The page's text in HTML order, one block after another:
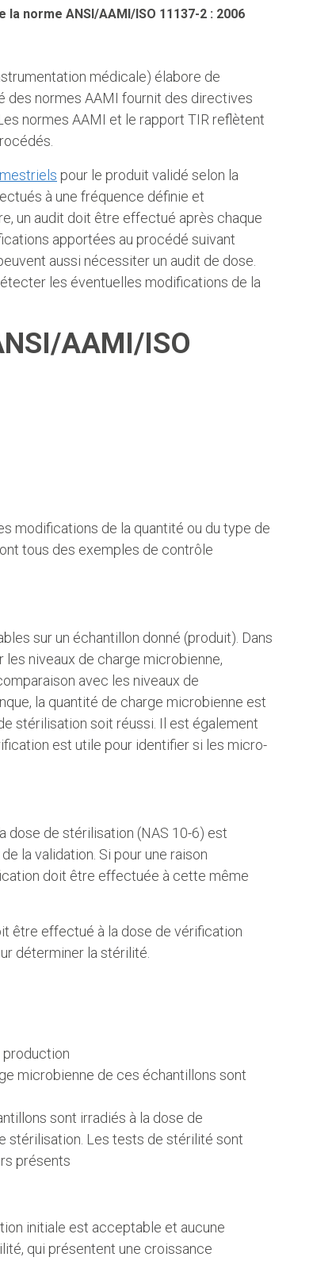
norme ANSI/AAMI/ISO 11137-2 : 2006
médicale) élabore de
des normes AAMI fournit des directives
normes AAMI et le rapport TIR reflètent
pour le produit validé selon la
à une fréquence définie et
un audit doit être effectué après chaque
apportées au procédé suivant
aussi nécessiter un audit de dose.
les éventuelles modifications de la
AAMI/ISO
modifications de la quantité ou du type de
tous des exemples de contrôle
sur un échantillon donné (produit). Dans
niveaux de charge microbienne,
avec les niveaux de
la quantité de charge microbienne est
stérilisation soit réussi. Il est également
est utile pour identifier si les micro-
dose de stérilisation (NAS 10-6) est
la validation. Si pour une raison
doit être effectuée à cette même
être effectué à la dose de vérification
déterminer la stérilité.
production
microbienne de ces échantillons sont
sont irradiés à la dose de
stérilisation. Les tests de stérilité sont
présents
initiale est acceptable et aucune
qui présentent une croissance